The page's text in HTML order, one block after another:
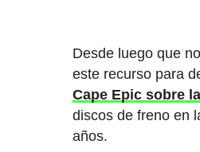
Desde luego que
este recurso para
Cape Epic sobre
discos de freno en
años.